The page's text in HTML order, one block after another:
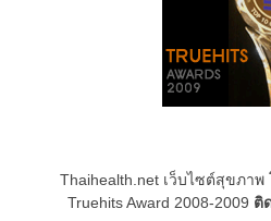
Thaihealth.net เว็บไซต์สุขภา
Truehits Award 2008-2009 ติ